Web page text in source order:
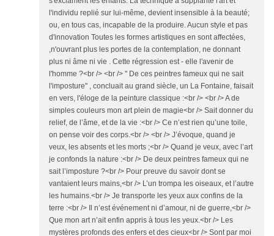
l'individu replié sur lui-même, devient insensible à la beauté;
ou, en tous cas, incapable de la produire. Aucun style et pas
d'innovation Toutes les formes artistiques en sont affectées,
,n'ouvrant plus les portes de la contemplation, ne donnant
plus ni âme ni vie . Cette régression est - elle l'avenir de
l'homme ?<br /> <br /> " De ces peintres fameux qui ne sait
l'imposture" , concluait au grand siècle, un La Fontaine, faisait
en vers, l'éloge de la peinture classique :<br /> <br /> A de
simples couleurs mon art plein de magie<br /> Sait donner du
relief, de l’âme, et de la vie :<br /> Ce n’est rien qu’une toile,
on pense voir des corps.<br /> <br /> J’évoque, quand je
veux, les absents et les morts ;<br /> Quand je veux, avec l’art
je confonds la nature :<br /> De deux peintres fameux qui ne
sait l’imposture ?<br /> Pour preuve du savoir dont se
vantaient leurs mains,<br /> L’un trompa les oiseaux, et l’autre
les humains.<br /> Je transporte les yeux aux confins de la
terre :<br /> Il n’est événement ni d’amour, ni de guerre,<br />
Que mon art n’ait enfin appris à tous les yeux.<br /> Les
mystères profonds des enfers et des cieux<br /> Sont par moi